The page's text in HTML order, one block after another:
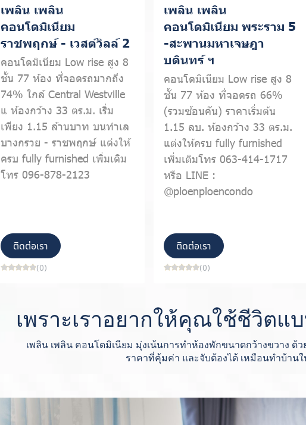
เพลิน เพลิน
คอนโดมิเนียม
ราชพฤกษ์ - เวสต์วิลล์ 2
คอนโดมิเนียม Low rise สูง 8
ชั้น 77 ห้อง ที่จอดรถมากถึง
74% ใกล้ Central Westville
แ ห้องกว้าง 33 ตร.ม. เริ่ม
เพียง 1.15 ล้านบาท บนทำเล
บางกรวย - ราชพฤกษ์ แต่งให้
ครบ fully furnished เพิ่มเติม
โทร 096-878-2123
ติดต่อเรา
(0)
เพลิน เพลิน
คอนโดมิเนียม พระราม 5
-สะพานมหาเจษฎา
บดินทร์ ฯ
คอนโดมิเนียม Low rise สูง 8
ชั้น 77 ห้อง ที่จอดรถ 66%
(รวมซ้อนคัน) ราคาเริ่มต้น
1.15 ลบ. ห้องกว้าง 33 ตร.ม.
แต่งให้ครบ fully furnished
เพิ่มเติมโทร 063-414-1717
หรือ LINE :
@ploenploencondo
ติดต่อเรา
(0)
เพราะเราอยากให้คุณใช้ชีวิตแ
เพลิน เพลิน คอนโดมิเนียม มุ่งเน้นการทำห้องพักขนาดกว้างขวาง ด้
ราคาที่คุ้มค่า และจับต้องได้ เหมือนทำบ้านใ